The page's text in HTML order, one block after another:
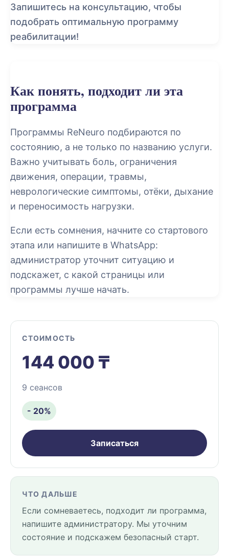
Запишитесь на консультацию, чтобы
подобрать оптимальную программу
реабилитации!
Как понять, подходит ли эта
программа
Программы ReNeuro подбираются по
состоянию, а не только по названию услуги.
Важно учитывать боль, ограничения
движения, операции, травмы,
неврологические симптомы, отёки, дыхание
и переносимость нагрузки.
Если есть сомнения, начните со стартового
этапа или напишите в WhatsApp:
администратор уточнит ситуацию и
подскажет, с какой страницы или
программы лучше начать.
СТОИМОСТЬ
144 000 ₸
9 сеансов
- 20%
Записаться
ЧТО ДАЛЬШЕ
Если сомневаетесь, подходит ли программа,
напишите администратору. Мы уточним
состояние и подскажем безопасный старт.